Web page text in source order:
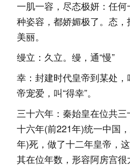
一肌一容，尽态极妍：任
种姿容，都娇媚极了。态，
美丽。
缦立：久立。缦，通“慢”
幸：封建时代皇帝到某处，
帝宠爱，叫“得幸”。
三十六年：秦始皇在位共
十六年(前221年)统一中国
年)死，做了十二年皇帝，
其在位年数，形容阿房宫